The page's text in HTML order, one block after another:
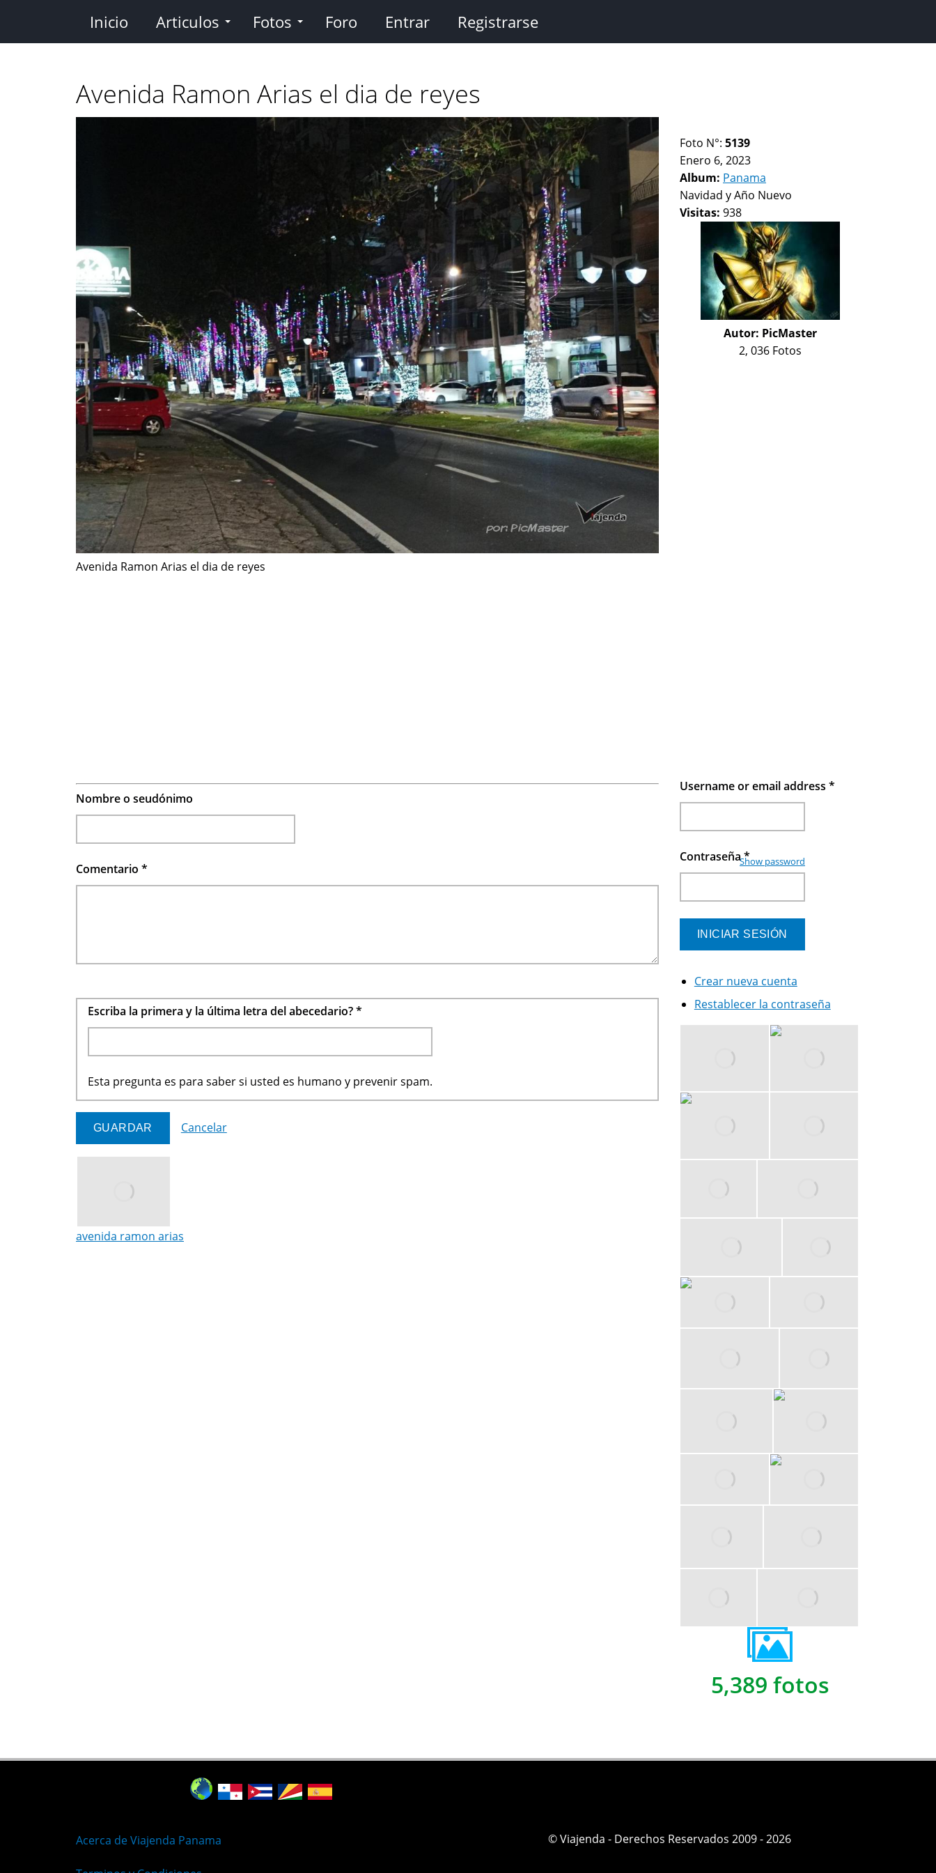
contenido
Inicio Articulos Fotos Foro Entrar Registrarse
Avenida Ramon Arias el dia de reyes
Avenida Ramon Arias el dia de reyes
Foto N°: 5139
Enero 6, 2023
Album: Panama
Navidad y Año Nuevo
Visitas: 938
Autor: PicMaster
2, 036 Fotos
Nombre o seudónimo
Comentario *
Escriba la primera y la última letra del abecedario?*
Esta pregunta es para saber si usted es humano y prevenir spam.
Cancelar
avenida ramon arias
Username or email address *
Contraseña*
Show password
Crear nueva cuenta
Restablecer la contraseña
5,389 fotos
Acerca de Viajenda Panama © Viajenda - Derechos Reservados 2009 - 2026